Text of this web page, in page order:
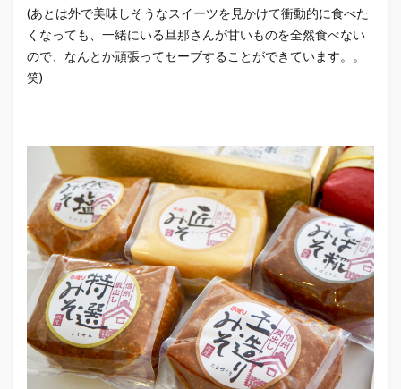
(あとは外で美味しそうなスイーツを見かけて衝動的に食べた
くなっても、一緒にいる旦那さんが甘いものを全然食べない
ので、なんとか頑張ってセーブすることができています。。
笑)